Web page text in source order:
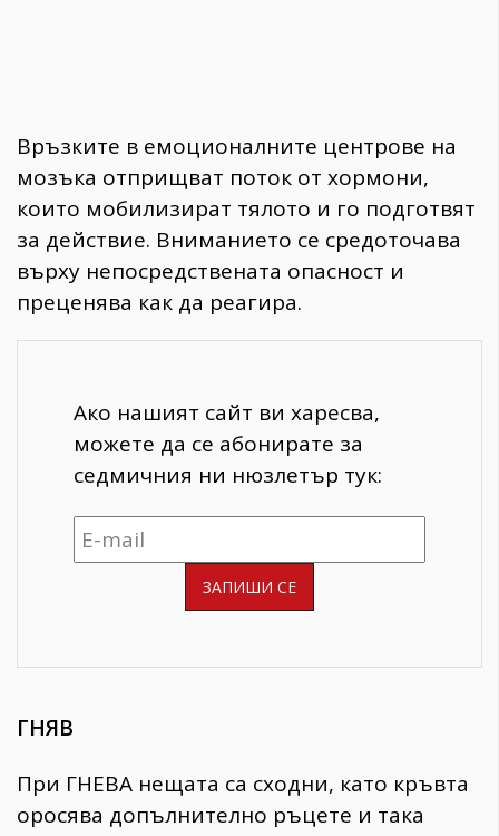
Връзките в емоционалните центрове на
мозъка отприщват поток от хормони,
които мобилизират тялото и го подготвят
за действие. Вниманието се средоточава
върху непосредствената опасност и
преценява как да реагира.
Ако нашият сайт ви харесва,
можете да се абонирате за
седмичния ни нюзлетър тук:
ГНЯВ
При ГНЕВА нещата са сходни, като кръвта
оросява допълнително ръцете и така